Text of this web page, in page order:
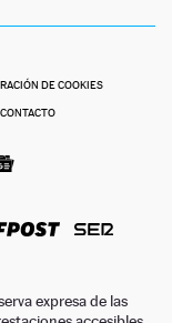
DE COOKIES
CONTACTO
expresa de las